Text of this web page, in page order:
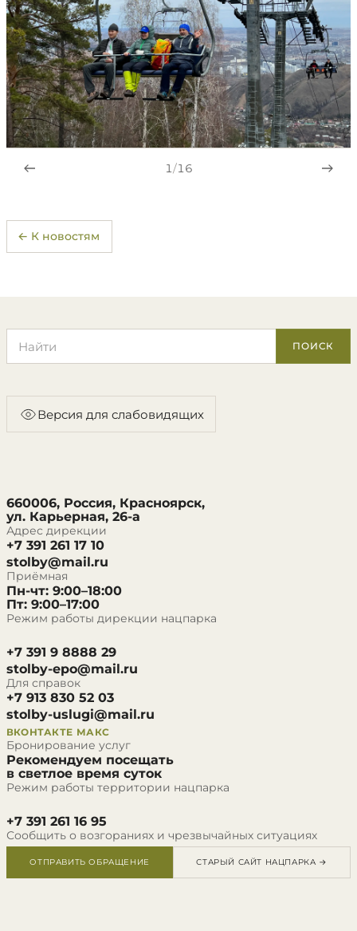
1/16
← К новостям
ПОИСК
Версия для слабовидящих
660006, Россия, Красноярск,
ул. Карьерная, 26-а
Адрес дирекции
+7 391 261 17 10
stolby@mail.ru
Приёмная
Пн-чт: 9:00–18:00
Пт: 9:00–17:00
Режим работы дирекции нацпарка
+7 391 9 8888 29
stolby-epo@mail.ru
Для справок
+7 913 830 52 03
stolby-uslugi@mail.ru
ВКОНТАКТЕ МАКС
Бронирование услуг
Рекомендуем посещать
в светлое время суток
Режим работы территории нацпарка
+7 391 261 16 95
Сообщить о возгораниях и чрезвычайных ситуациях
ОТПРАВИТЬ ОБРАЩЕНИЕ СТАРЫЙ САЙТ НАЦПАРКА →